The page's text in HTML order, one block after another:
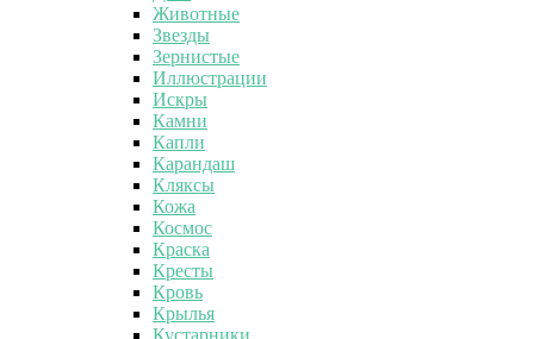
Животные
Звезды
Зернистые
Иллюстрации
Искры
Камни
Капли
Карандаш
Кляксы
Кожа
Космос
Краска
Кресты
Кровь
Крылья
Кустарники